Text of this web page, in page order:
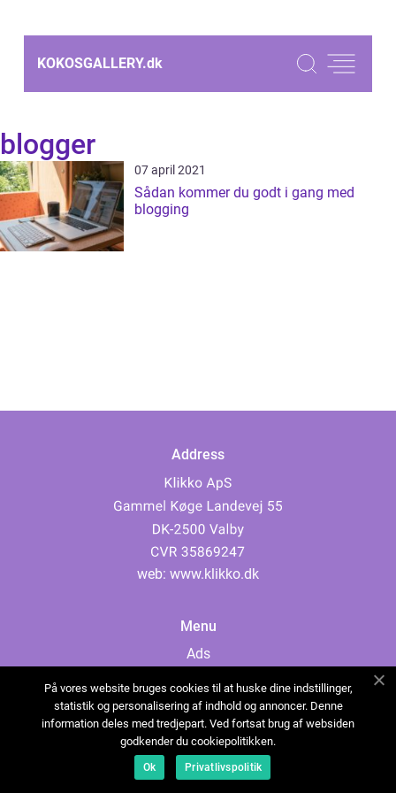
KOKOSGALLERY.dk
blogger
07 april 2021
Sådan kommer du godt i gang med
blogging
Address
web: www.klikko.dk
Menu
Ads
Cookies
Contact
Sitemap
På vores website bruges cookies til at huske dine indstillinger,
statistik og personalisering af indhold og annoncer. Denne
information deles med tredjepart. Ved fortsat brug af websiden
godkender du cookiepolitikken.
Ok Privatlivspolitik